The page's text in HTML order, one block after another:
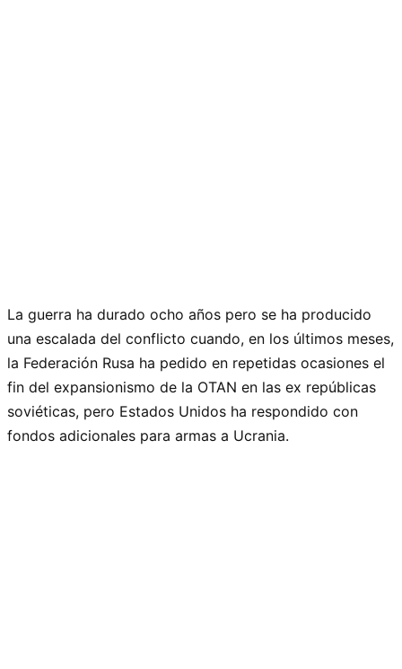
La guerra ha durado ocho años pero se ha producido
una escalada del conflicto cuando, en los últimos meses,
la Federación Rusa ha pedido en repetidas ocasiones el
fin del expansionismo de la OTAN en las ex repúblicas
soviéticas, pero Estados Unidos ha respondido con
fondos adicionales para armas a Ucrania.